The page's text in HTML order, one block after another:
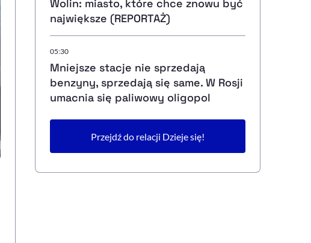
Wolin: miasto, które chce znowu być
największe (REPORTAŻ)
05:30
Mniejsze stacje nie sprzedają
benzyny, sprzedają się same. W Rosji
umacnia się paliwowy oligopol
Przejdź do relacji Dzieje się!